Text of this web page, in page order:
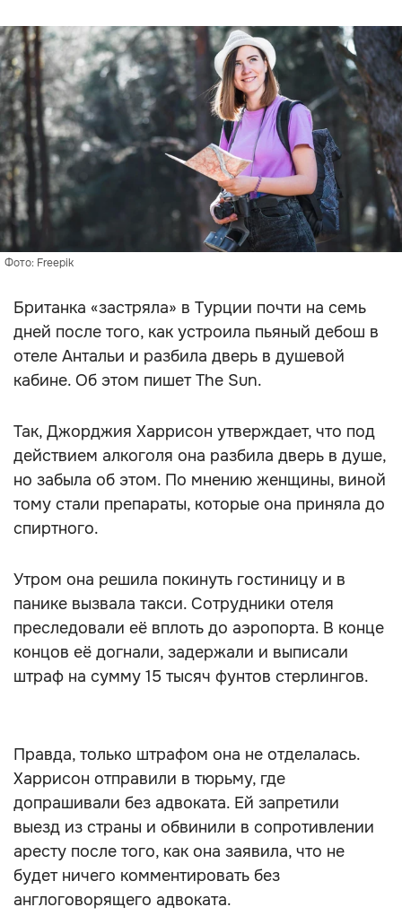
Фото: Freepik
Британка «застряла» в Турции почти на семь
дней после того, как устроила пьяный дебош в
отеле Антальи и разбила дверь в душевой
кабине. Об этом пишет The Sun.
Так, Джорджия Харрисон утверждает, что под
действием алкоголя она разбила дверь в душе,
но забыла об этом. По мнению женщины, виной
тому стали препараты, которые она приняла до
спиртного.
Утром она решила покинуть гостиницу и в
панике вызвала такси. Сотрудники отеля
преследовали её вплоть до аэропорта. В конце
концов её догнали, задержали и выписали
штраф на сумму 15 тысяч фунтов стерлингов.
Правда, только штрафом она не отделалась.
Харрисон отправили в тюрьму, где
допрашивали без адвоката. Ей запретили
выезд из страны и обвинили в сопротивлении
аресту после того, как она заявила, что не
будет ничего комментировать без
англоговорящего адвоката.